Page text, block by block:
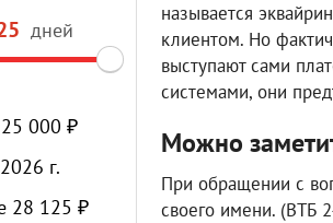
дней
25 000 ₽
г.
28 125 ₽
называется
клиентом. Но
выступают сами
системами, они
Можно
При обращении с
своего имени. (ВТБ